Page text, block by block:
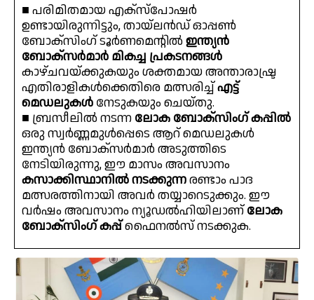
■ പരിമിതമായ എക്സ്പോഷർ
ഉണ്ടായിരുന്നിട്ടും, തായ്‌ലൻഡ് ഓപ്പൺ
ബോക്സിംഗ് ടൂർണമെന്റിൽ ഇന്ത്യൻ
ബോക്സർമാർ മികച്ച പ്രകടനങ്ങൾ
കാഴ്ചവയ്ക്കുകയും ശക്തമായ അന്താരാഷ്ട്ര
എതിരാളികൾക്കെതിരെ മത്സരിച്ച്എട്ട്
മെഡലുകൾ നേടുകയും ചെയ്തു.
■ ബ്രസീലിൽ നടന്ന ലോക ബോക്സിംഗ് കപ്പിൽ
ഒരു സ്വർണ്ണമുൾപ്പെടെ ആറ് മെഡലുകൾ
ഇന്ത്യൻ ബോക്സർമാർ അടുത്തിടെ
നേടിയിരുന്നു, ഈ മാസം അവസാനം
കസാക്കിസ്ഥാനിൽ നടക്കുന്നരണ്ടാം പാദ
മത്സരത്തിനായി അവർ തയ്യാറെടുക്കും. ഈ
വർഷം അവസാനം ന്യൂഡൽഹിയിലാണ്ലോക
ബോക്സിംഗ് കപ്പ്ഫൈനൽസ് നടക്കുക.